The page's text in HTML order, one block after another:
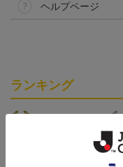
ヘルプページ
ランキング